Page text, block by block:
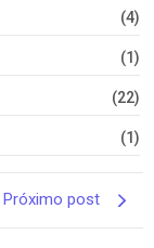
(4)
(1)
(22)
(1)
Próximo post